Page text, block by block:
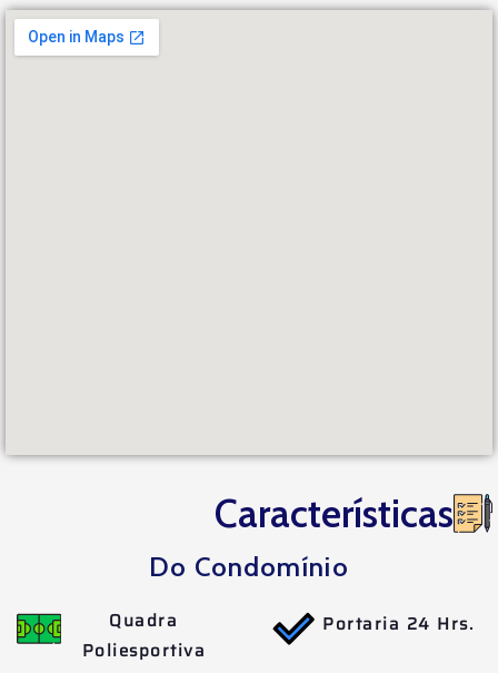
Características
Do Condomínio
Quadra
Poliesportiva
Portaria 24 Hrs.